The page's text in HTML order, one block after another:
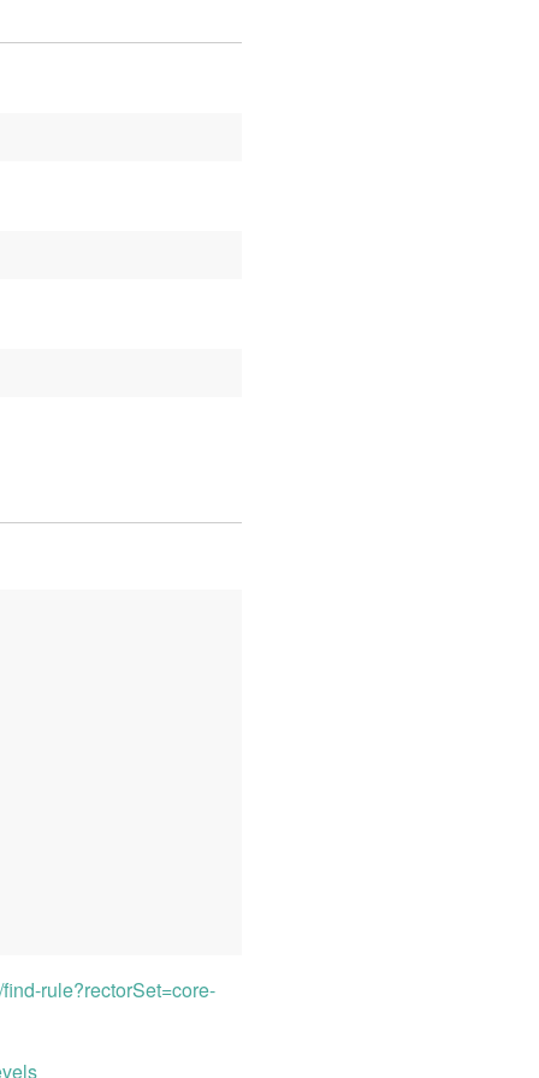
rule?rectorSet=core-